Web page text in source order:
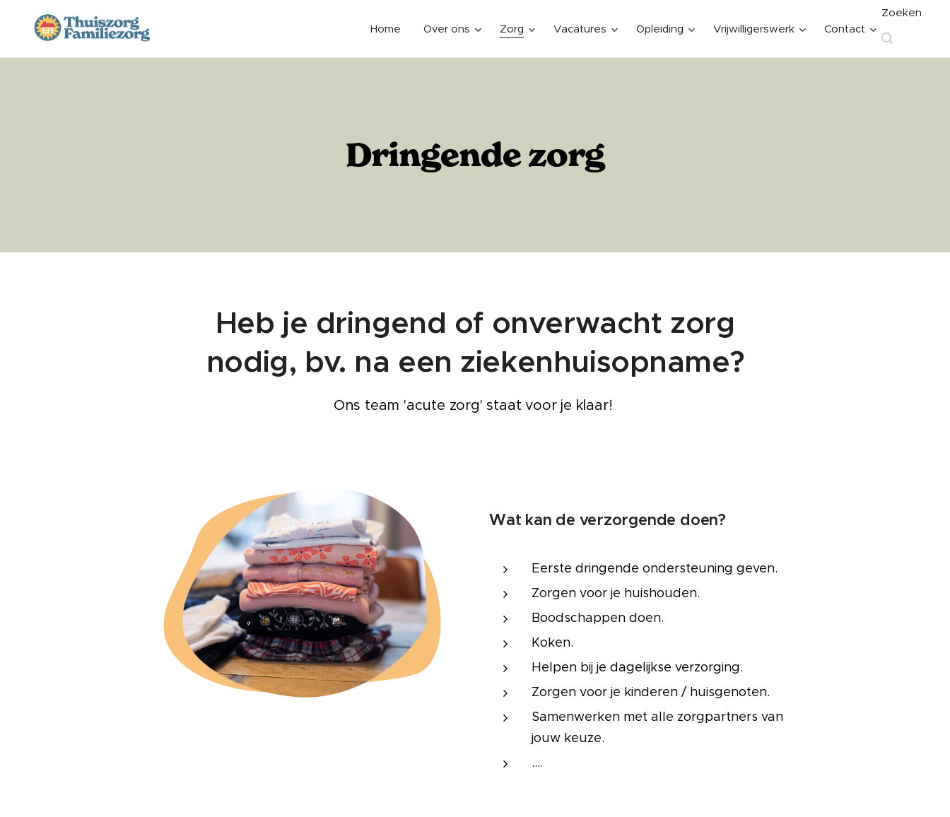
Home Over ons Zorg Vacatures Opleiding Vrijwilligerswerk Contact
Zoeken
Dringende zorg
Heb je dringend of onverwacht zorg
nodig, bv. na een ziekenhuisopname?
Ons team 'acute zorg' staat voor je klaar!
Wat kan de verzorgende doen?
Eerste dringende ondersteuning geven.
Zorgen voor je huishouden.
Boodschappen doen.
Koken.
Helpen bij je dagelijkse verzorging.
Zorgen voor je kinderen / huisgenoten.
Samenwerken met alle zorgpartners van
jouw keuze.
....